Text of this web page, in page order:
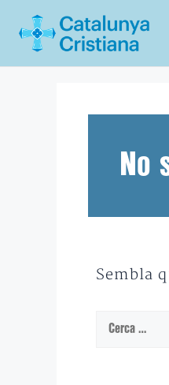
No
Sembla
Cerca: